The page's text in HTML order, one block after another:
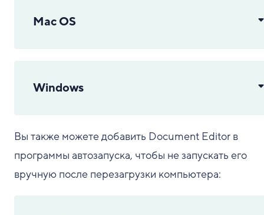
Mac OS
Windows
Вы также можете добавить Document Editor в
программы автозапуска, чтобы не запускать его
вручную после перезагрузки компьютера: